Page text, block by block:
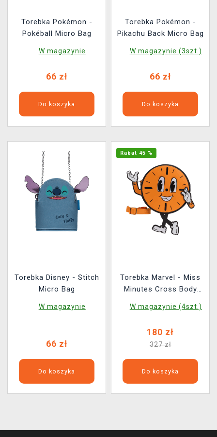
Torebka Pokémon -
Pokéball Micro Bag
W magazynie
66 zł
Do koszyka
Torebka Pokémon -
Pikachu Back Micro Bag
W magazynie (3szt.)
66 zł
Do koszyka
Torebka Disney - Stitch
Micro Bag
W magazynie
66 zł
Do koszyka
Rabat 45 %
Torebka Marvel - Miss
Minutes Cross Body
W magazynie (4szt.)
180 zł
327 zł
Do koszyka